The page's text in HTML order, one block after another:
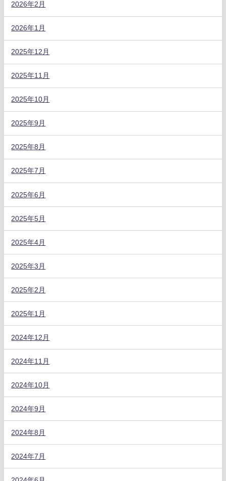
2026年2月
2026年1月
2025年12月
2025年11月
2025年10月
2025年9月
2025年8月
2025年7月
2025年6月
2025年5月
2025年4月
2025年3月
2025年2月
2025年1月
2024年12月
2024年11月
2024年10月
2024年9月
2024年8月
2024年7月